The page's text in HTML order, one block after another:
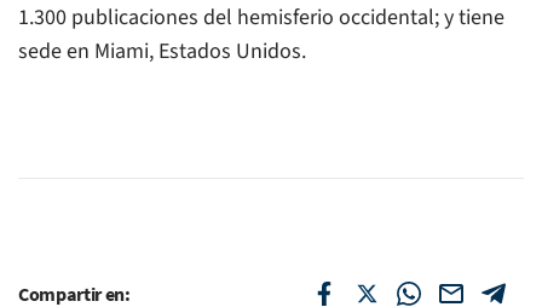
1.300 publicaciones del hemisferio occidental; y tiene
sede en Miami, Estados Unidos.
Compartir en: